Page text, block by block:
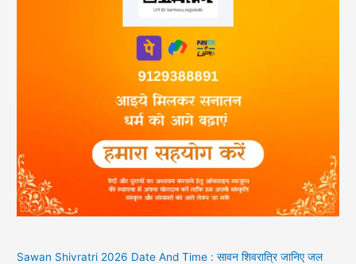
Sawan Shivratri 2026 Date And Time : सावन शिवरात्रि जानिए जल